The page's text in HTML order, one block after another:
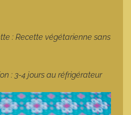
: Recette végétarienne sans
: 3-4 jours au réfrigérateur